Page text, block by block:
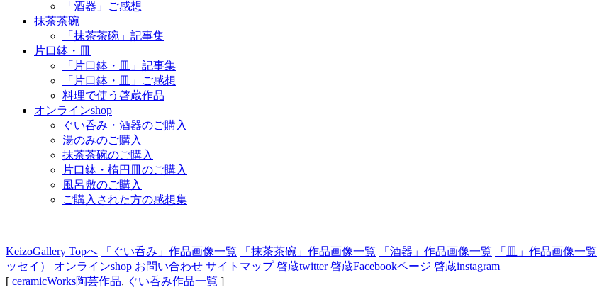
「酒器」ご感想
抹茶茶碗
「抹茶茶碗」記事集
片口鉢・皿
「片口鉢・皿」記事集
「片口鉢・皿」ご感想
料理で使う啓蔵作品
オンラインshop
ぐい呑み・酒器のご購入
湯のみのご購入
抹茶茶碗のご購入
片口鉢・楕円皿のご購入
風呂敷のご購入
ご購入された方の感想集
KeizoGallery Topへ 「ぐい呑み」作品画像一覧 「抹茶茶碗」作品画像一覧 「酒器」作品画像一覧 「皿」作品画像一覧
ッセイ）
オンラインshop お問い合わせ サイトマップ 啓蔵twitter 啓蔵Facebookページ 啓蔵instagram
[ ceramicWorks陶芸作品, ぐい呑み作品一覧 ]